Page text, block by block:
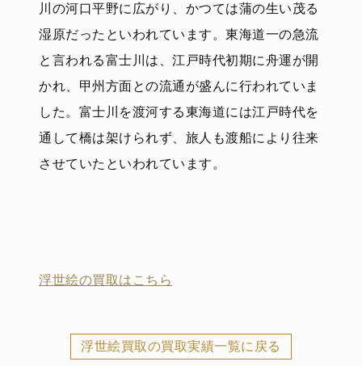
川の河口平野に広がり、かつては蒲の生い茂る
湿原だったといわれています。東海道一の急流
と言われる富士川は、江戸時代初期に舟運が開
かれ、甲州方面との流通が盛んに行われていま
した。富士川を渡河する東海道には江戸時代を
通して橋は架けられず、旅人も渡船により往来
させていたといわれています。
浮世絵の買取はこちら
浮世絵買取の買取実績一覧に戻る